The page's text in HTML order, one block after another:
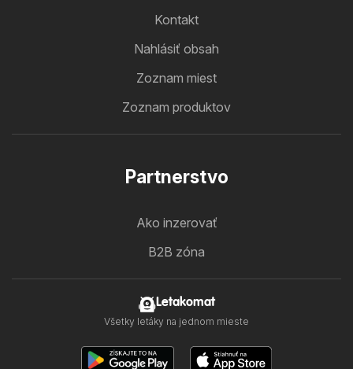
Kontakt
Nahlásiť obsah
Zoznam miest
Zoznam produktov
Partnerstvo
Ako inzerovať
B2B zóna
Letakomat
Všetky letáky na jednom mieste